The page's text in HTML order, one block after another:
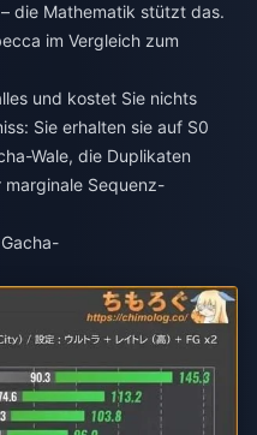
die Mathematik stützt das.
im Vergleich zum
und kostet Sie nichts
Sie erhalten sie auf S0
Wale, die Duplikaten
marginale Sequenz-